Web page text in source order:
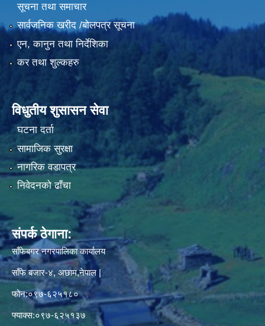
सूचना तथा समाचार
सार्वजनिक खरीद /बोलपत्र सूचना
एन, कानुन तथा निर्देशिका
कर तथा शुल्कहरु
विधुतीय शुसासन सेवा
घटना दर्ता
सामाजिक सुरक्षा
नागरिक वडापत्र
निवेदनको ढाँचा
संपर्क ठेगाना:
साँफेबगर नगरपालिका कार्यालय
साँफे बजार-४, अछाम,नेपाल |
फोन:०९७-६२५१८०
फ्याक्स:०९७-६२५१३७